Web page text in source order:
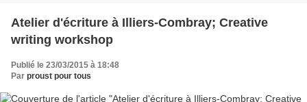
Atelier d'écriture à Illiers-Combray; Creative
writing workshop
Publié le 23/03/2015 à 18:48
Par proust pour tous